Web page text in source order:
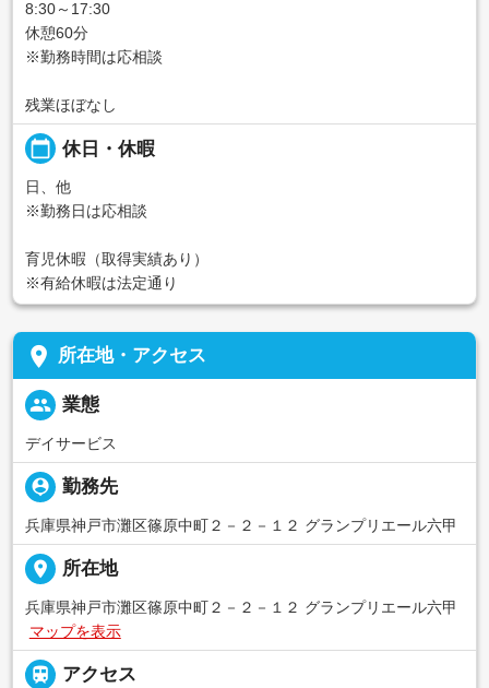
8:30～17:30
休憩60分
※勤務時間は応相談
残業ほぼなし
calendar_today 休日・休暇
日、他
※勤務日は応相談
育児休暇（取得実績あり）
※有給休暇は法定通り
place 所在地・アクセス
people 業態
デイサービス
person_pin 勤務先
兵庫県神戸市灘区篠原中町２－２－１２ グランプリエール六甲
place 所在地
兵庫県神戸市灘区篠原中町２－２－１２ グランプリエール六甲
マップを表示
 アクセス